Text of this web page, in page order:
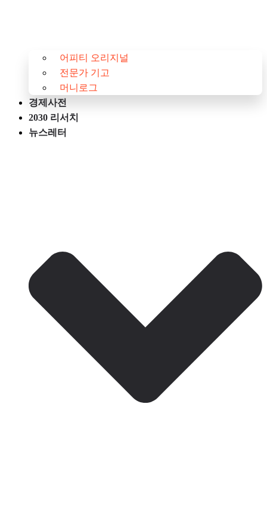
어피티 오리지널
전문가 기고
머니로그
경제사전
2030 리서치
뉴스레터